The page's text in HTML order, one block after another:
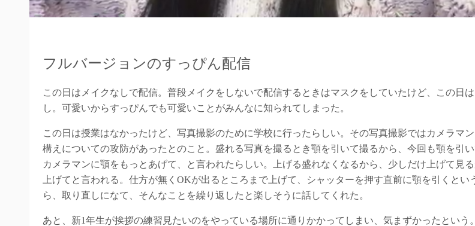
フルバージョンのすっぴん配信
この日はメイクなしで配信。普段メイクをしないで配信するときはマスクをしていたけど、この日
し。可愛いからすっぴんでも可愛いことがみんなに知られてしまった。
この日は授業はなかったけど、写真撮影のために学校に行ったらしい。その写真撮影ではカメラマ
構えについての攻防があったとのこと。盛れる写真を撮るとき顎を引いて撮るから、今回も顎を引い
カメラマンに顎をもっとあげて、と言われたらしい。上げる盛れなくなるから、少しだけ上げて見
上げてと言われる。仕方が無くOKが出るところまで上げて、シャッターを押す直前に顎を引くとい
ら、取り直しになて、そんなことを繰り返したと楽しそうに話してくれた。
あと、新1年生が挨拶の練習見たいのをやっている場所に通りかかってしまい、気まずかったという